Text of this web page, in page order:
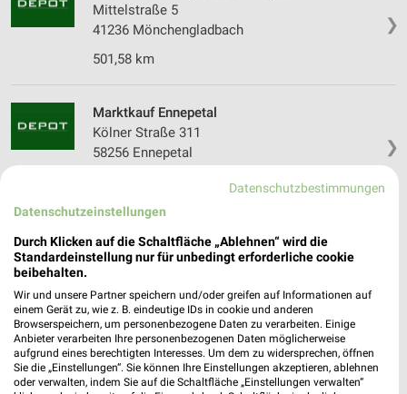
❯
Mittelstraße 5
41236 Mönchengladbach
501,58 km
❯
Marktkauf Ennepetal
Kölner Straße 311
58256 Ennepetal
Marktkauf Dülmen
Auf dem Quellberg 16
423,24 km
Depot Kamen
Weststraße 17
Datenschutzbestimmungen
Datenschutzeinstellungen
Durch Klicken auf die Schaltfläche „Ablehnen“ wird die
Standardeinstellung nur für unbedingt erforderliche cookie
beibehalten.
Wir und unsere Partner speichern und/oder greifen auf Informationen auf
einem Gerät zu, wie z. B. eindeutige IDs in cookie und anderen
Browserspeichern, um personenbezogene Daten zu verarbeiten. Einige
Anbieter verarbeiten Ihre personenbezogenen Daten möglicherweise
aufgrund eines berechtigten Interesses. Um dem zu widersprechen, öffnen
Sie die „Einstellungen“. Sie können Ihre Einstellungen akzeptieren, ablehnen
oder verwalten, indem Sie auf die Schaltfläche „Einstellungen verwalten“